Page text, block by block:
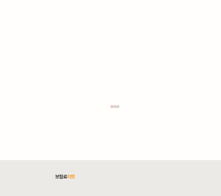
보험료리셋